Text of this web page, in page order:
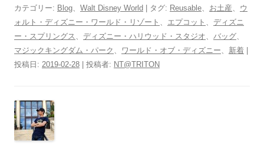
カテゴリー: Blog、 Walt Disney World | タグ: Reusable、 お土産、 ウ
ォルト・ディズニー・ワールド・リゾート 、 エプコット 、 ディズニ
ー・スプリングス 、 ディズニー・ハリウッド・スタジオ、 バッグ、
マジックキングダム・パーク 、 ワールド・オブ・ディズニー、 新着
投稿日: 2019-02-28 投稿者: NT@TRITON